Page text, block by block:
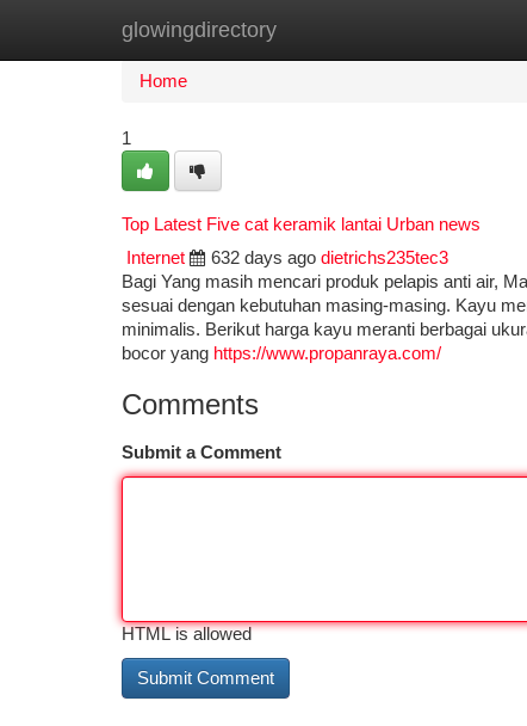
glowingdirectory
Home New Site Listings
Home
1
Top Latest Five cat keramik lantai Urban news
Internet
632 days ago dietrichs235tec3
Bagi Yang masih mencari produk pelapis anti air,
sesuai dengan kebutuhan masing-masing. Kayu
minimalis. Berikut harga kayu meranti berbagai
bocor yang https://www.propanraya.com/
Comments
Submit a Comment
HTML is allowed